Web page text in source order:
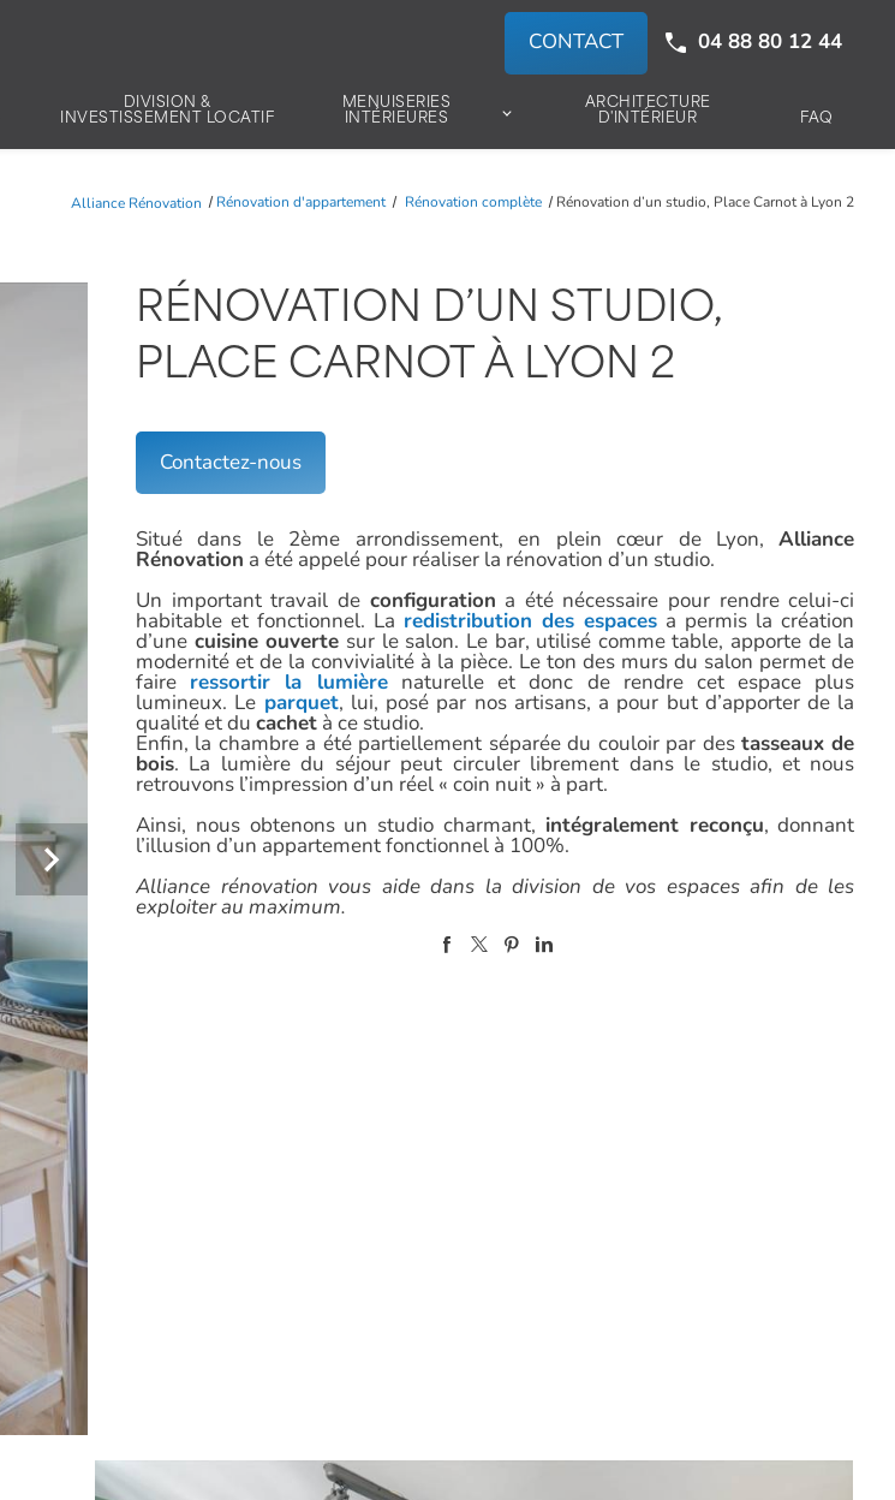
CONTACT 04 88 80 12 44
DIVISION &
INVESTISSEMENT LOCATIF
MENUISERIES
INTÉRIEURES
ARCHITECTURE
D'INTÉRIEUR
FAQ
Alliance Rénovation Rénovation d'appartement Rénovation complète Rénovation d’un studio, Place Carnot à Lyon 2
Next
RÉNOVATION D’UN STUDIO,
PLACE CARNOT À LYON 2
Contactez-nous
Situé dans le 2ème arrondissement, en plein cœur de Lyon,Alliance
Rénovation a été appelé pour réaliser la rénovation d’un studio.
Un important travail de configuration a été nécessaire pour rendre celui-ci
habitable et fonctionnel. La redistribution des espaces a permis la création
d’une cuisine ouverte sur le salon. Le bar, utilisé comme table, apporte de la
modernité et de la convivialité à la pièce. Le ton des murs du salon permet de
faire ressortir la lumièrenaturelle et donc de rendre cet espace plus
lumineux. Le parquet, lui, posé par nos artisans, a pour but d’apporter de la
qualité et du cachet à ce studio.
Enfin, la chambre a été partiellement séparée du couloir par des tasseaux de
bois. La lumière du séjour peut circuler librement dans le studio, et nous
retrouvons l’impression d’un réel « coin nuit » à part.
Ainsi, nous obtenons un studio charmant, intégralement reconçu, donnant
l’illusion d’un appartement fonctionnel à 100%.
Alliance rénovation vous aide dans la division de vos espaces afin de les
exploiter au maximum.